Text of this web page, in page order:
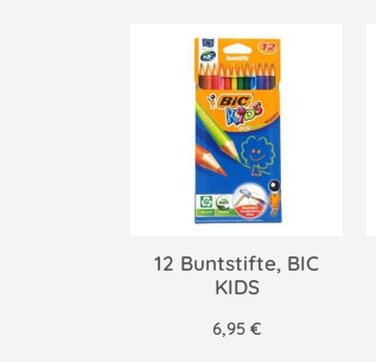
12 Buntstifte, BIC
KIDS
6,95€